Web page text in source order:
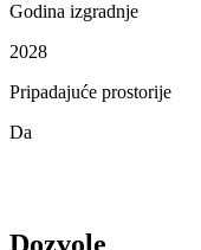
Godina izgradnje
2028
Pripadajuće prostorije
Da